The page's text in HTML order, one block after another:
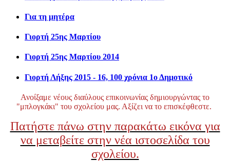
Για τη μητέρα
Γιορτή 25ης Μαρτίου
Γιορτή 25ης Μαρτίου 2014
Γιορτή Λήξης 2015 - 16, 100 χρόνια 1ο Δημοτικό
Ανοίξαμε νέους διαύλους επικοινωνίας δημιουργώντας το
"μπλογκάκι" του σχολείου μας. Αξίζει να το επισκέφθεστε.
Πατήστε πάνω στην παρακάτω εικόνα για
να μεταβείτε στην νέα ιστοσελίδα του
σχολείου.